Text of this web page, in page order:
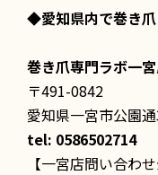
◆愛知県内で巻き
巻き爪専門ラボ一
〒491-0842
愛知県一宮市公園
tel: 0586502714
【一宮店問い合わ